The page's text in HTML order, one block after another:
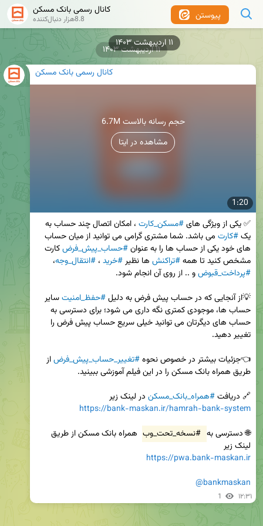
۱۱ اردیبهشت ۱۴۰۳
پیوستن کانال رسمی بانک مسکن
8.8هزار دنبال‌کننده
کانال رسمی بانک مسکن
1:20
6.7M حجم رسانه بالاست
مشاهده در ایتا
✅ یکی از ویژگی های #مسکن_کارت
یک #کارت
های خود یکی از حساب ها را به عنوان #حساب_پیش_فرض
مشخص کنید تا همه #تراکنش ها نظیر #خرید ، #انتقال_وجه،
#پرداخت_قبوض
💡از آنجایی که در حساب پیش فرض به دلیل #حفظ_امنیت
👈جزئیات بیشتر در خصوص نحوه #تغییر_حساب_پیش_فرض
🔗 دریافت #همراه_بانک_مسکن در لینک زیر
https://bank-maskan.ir/hamrah-bank-system
🌐 دسترسی به #نسخه_تحت_وب
لینک زیر
https://pwa.bank-maskan.ir
@bankmaskan
1 ۱۲:۳۱
۱۱ اردیبهشت ۱۴۰۳